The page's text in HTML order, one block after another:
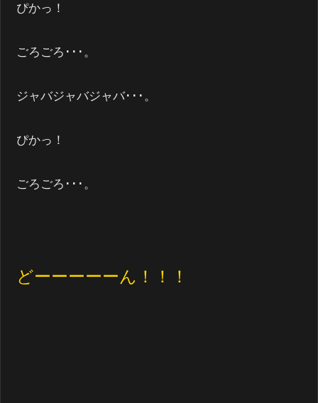
ぴかっ！
ごろごろ･･･。
ジャバジャバジャバ･･･。
ぴかっ！
ごろごろ･･･。
どーーーーーん！！！